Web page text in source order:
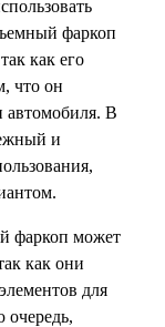
фаркоп
как его
что он
автомобиля. В
и
фаркоп может
как они
для